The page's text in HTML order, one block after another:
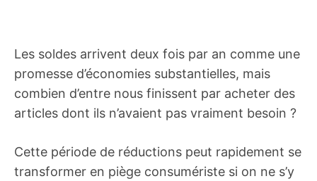
Les soldes arrivent deux fois par an comme une
promesse d’économies substantielles, mais
combien d’entre nous finissent par acheter des
articles dont ils n’avaient pas vraiment besoin ?
Cette période de réductions peut rapidement se
transformer en piège consumériste si on ne s’y